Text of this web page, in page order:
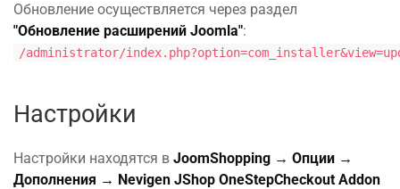
Обновление осуществляется через раздел
"Обновление расширений Joomla":
/administrator/
Настройки
Настройки находятся в JoomShopping → Опции →
Дополнения → Nevigen JShop OneStepCheckout Addon